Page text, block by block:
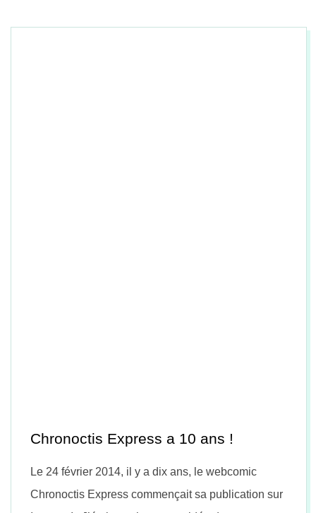
Chronoctis Express a 10 ans !
Le 24 février 2014, il y a dix ans, le webcomic
Chronoctis Express commençait sa publication sur